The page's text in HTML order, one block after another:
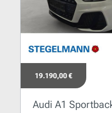
19.190,00 €
Audi A1